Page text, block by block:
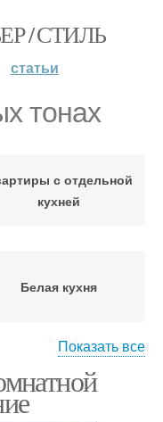
/ СТИЛЬ
статьи
тонах
с отдельной
кухней
Белая кухня
Мебель для кухни
Показать все